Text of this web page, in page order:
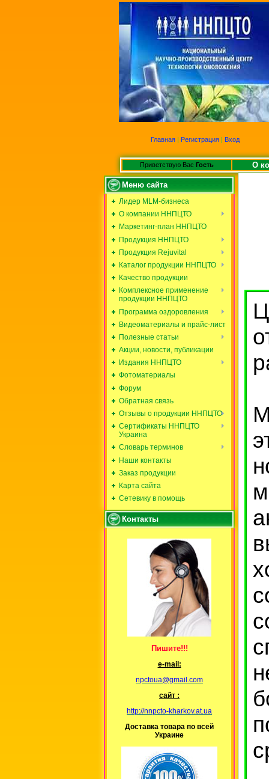
Главная | Регистрация | Вход
Приветствую Вас Гость О
Меню сайта
Лидер MLM-бизнеса
О компании ННПЦТО
Маркетинг-план ННПЦТО
Продукция ННПЦТО
Продукция Rejuvital
Каталог продукции ННПЦТО
Качество продукции
Комплексное применение
продукции ННПЦТО
Программа оздоровления
Видеоматериалы и прайс-лист
Полезные статьи
Акции, новости, публикации
Издания ННПЦТО
Фотоматериалы
Форум
Обратная связь
Отзывы о продукции ННПЦТО
Сертификаты ННПЦТО
Украина
Словарь терминов
Наши контакты
Заказ продукции
Карта сайта
Сетевику в помощь
Контакты
Пишите!!!
е-mail:
npctoua@gmail.com
сайт :
http://nnpcto-kharkov.at.ua
Доставка товара по всей
Украине